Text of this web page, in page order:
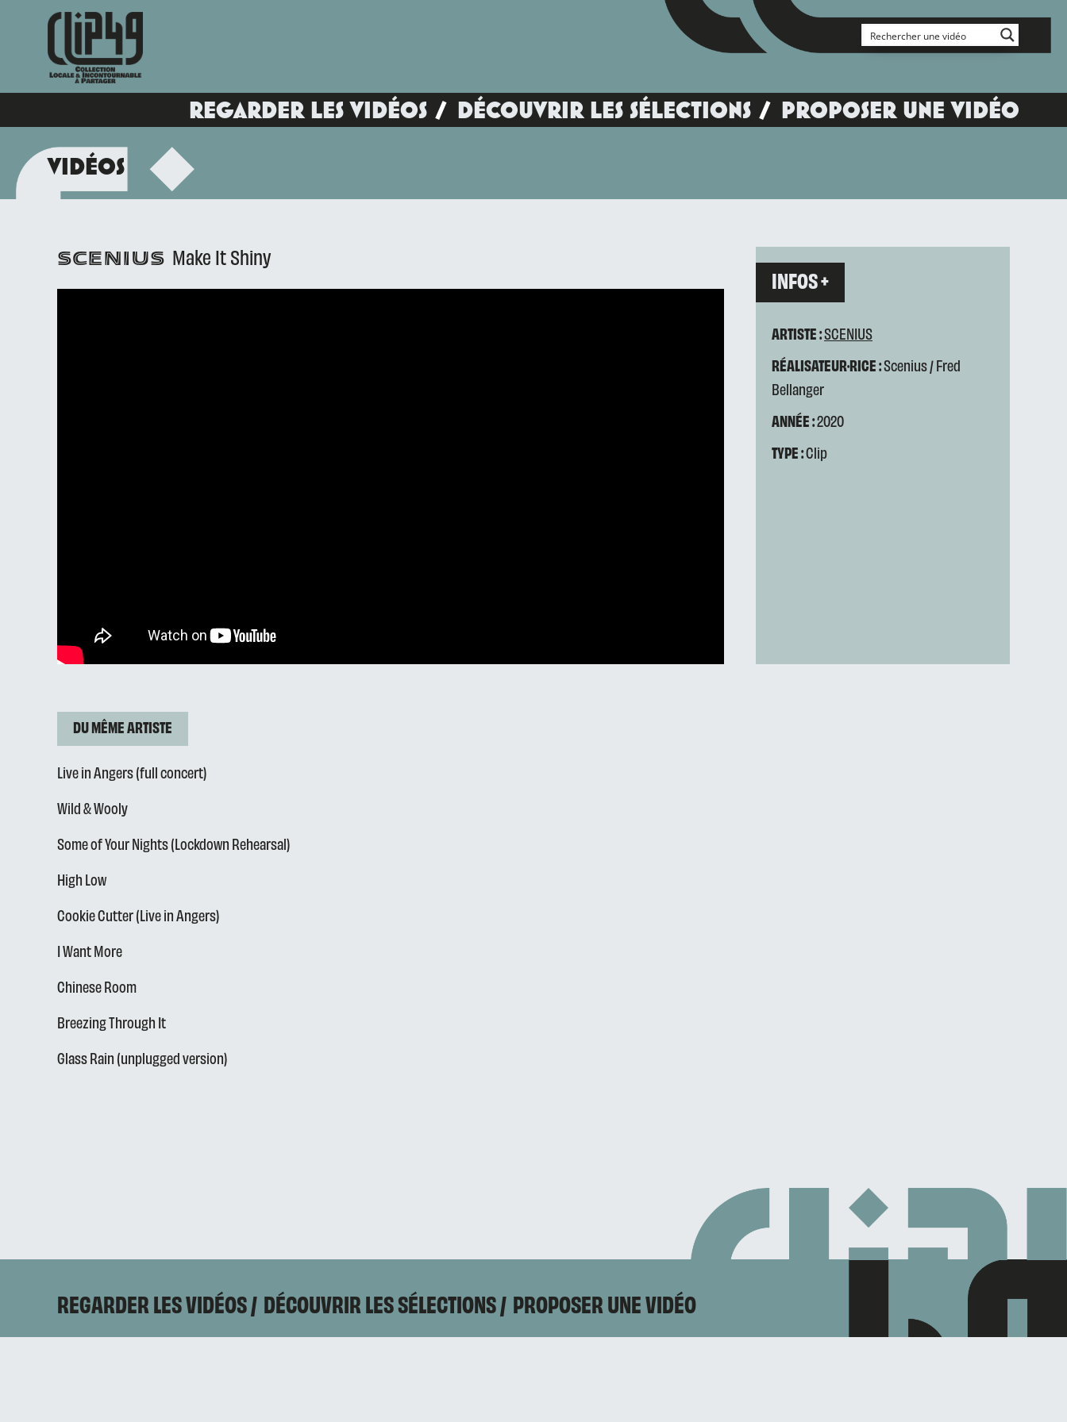
REGARDER LES VIDÉOS DÉCOUVRIR LES SÉLECTIONS PROPOSER UNE VIDÉO
VIDÉOS
SCENIUS Make It Shiny
INFOS +
ARTISTE :SCENIUS
RÉALISATEUR·RICE :Scenius / Fred
Bellanger
ANNÉE :2020
TYPE :Clip
DU MÊME ARTISTE
Live in Angers (full concert)
Wild & Wooly
Some of Your Nights (Lockdown Rehearsal)
High Low
Cookie Cutter (Live in Angers)
I Want More
Chinese Room
Breezing Through It
Glass Rain (unplugged version)
REGARDER LES VIDÉOS DÉCOUVRIR LES SÉLECTIONS PROPOSER UNE VIDÉO